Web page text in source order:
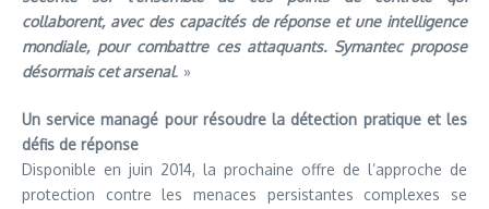
collaborent, avec des capacités de réponse et une intelligence
mondiale, pour combattre ces attaquants. Symantec propose
désormais cet arsenal. »
Un service managé pour résoudre la détection pratique et les
défis de réponse
Disponible en juin 2014, la prochaine offre de l’approche de
protection contre les menaces persistantes complexes se